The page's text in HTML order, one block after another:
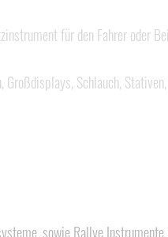
für den Fahrer oder
Schlauch,
sowie Rallye Instrumente